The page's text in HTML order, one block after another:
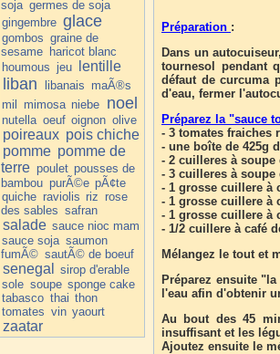
soja germes de soja
gingembre glace
gombos graine de
sesame haricot blanc
houmous jeu lentille
liban libanais maÃ®s
mil mimosa niebe noel
nutella oeuf oignon olive
poireaux pois chiche
pomme pomme de
terre poulet pousses de
bambou purÃ©e pÃ¢te
quiche raviolis riz rose
des sables safran
salade sauce nioc mam
sauce soja saumon
fumÃ© sautÃ© de boeuf
senegal
sirop d'erable
sole soupe sponge cake
tabasco thai thon
tomates vin yaourt
zaatar
Préparation :
Dans un
tournesol pendant
défaut de curcuma
d'eau, fermer
Préparez la "sauce
- 3 tomates fraiches
- une boîte de 425g
- 2 cuilleres à soupe
- 3 cuilleres à
- 1 grosse cuillere à
- 1 grosse cuillere à
- 1 grosse cuillere à
- 1/2 cuillere à café
Mélangez le tout et
Préparez ensuite
l'eau afin d'obtenir
Au bout des 45
insuffisant et les
Ajoutez ensuite le